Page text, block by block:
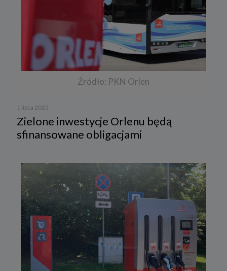
Źródło: PKN Orlen
1 lipca 2025
Zielone inwestycje Orlenu będą
sfinansowane obligacjami